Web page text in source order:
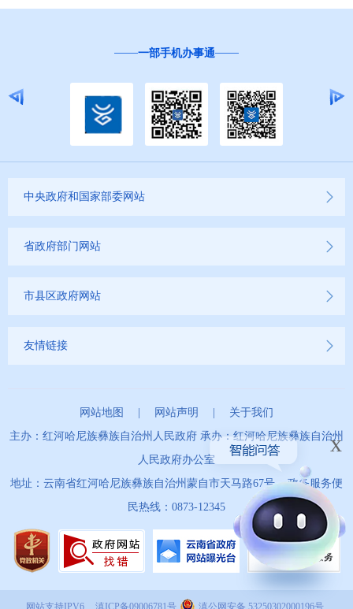
一部手机办事通
中央政府和国家部委网站
省政府部门网站
市县区政府网站
友情链接
网站地图 网站声明
关于我们
主办：红河哈尼族彝族自治州人民政府 承办：红河哈尼族彝族自治州
人民政府办公室
地址：云南省红河哈尼族彝族自治州蒙自市天马路67号 政务服务便
民热线：0873-12345
x